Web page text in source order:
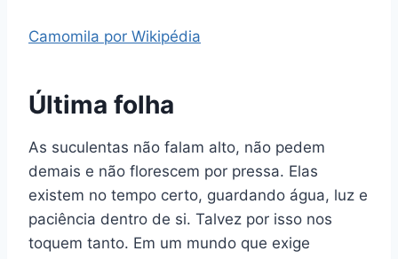
Camomila por Wikipédia
Última folha
As suculentas não falam alto, não pedem
demais e não florescem por pressa. Elas
existem no tempo certo, guardando água, luz e
paciência dentro de si. Talvez por isso nos
toquem tanto. Em um mundo que exige